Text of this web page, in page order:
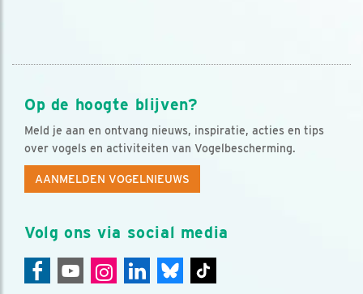
Op de hoogte blijven?
Meld je aan en ontvang nieuws, inspiratie, acties en tips
over vogels en activiteiten van Vogelbescherming.
AANMELDEN VOGELNIEUWS
Volg ons via social media